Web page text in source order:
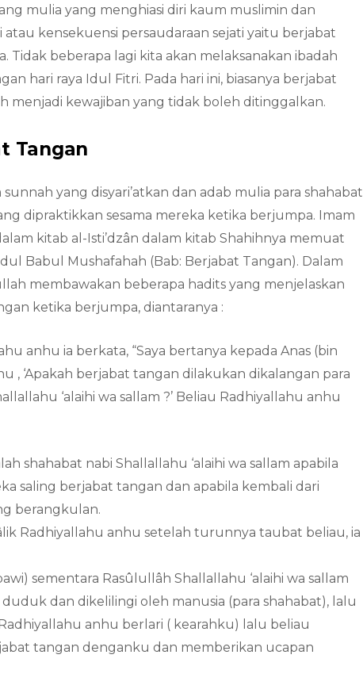
mulia yang menghiasi diri kaum muslimin dan
kensekuensi persaudaraan sejati yaitu berjabat
Tidak beberapa lagi kita akan melaksanakan ibadah
hari raya Idul Fitri. Pada hari ini, biasanya berjabat
menjadi kewajiban yang tidak boleh ditinggalkan.
Tangan
yang disyari’atkan dan adab mulia para shahabat
dipraktikkan sesama mereka ketika berjumpa. Imam
kitab al-Isti’dzân dalam kitab Shahihnya memuat
Babul Mushafahah (Bab: Berjabat Tangan). Dalam
membawakan beberapa hadits yang menjelaskan
ketika berjumpa, diantaranya :
anhu ia berkata, “Saya bertanya kepada Anas (bin
, ‘Apakah berjabat tangan dilakukan dikalangan para
‘alaihi wa sallam ?’ Beliau Radhiyallahu anhu
shahabat nabi Shallallahu ‘alaihi wa sallam apabila
saling berjabat tangan dan apabila kembali dari
berangkulan.
Radhiyallahu anhu setelah turunnya taubat beliau, ia
sementara Rasûlullâh Shallallahu ‘alaihi wa sallam
dan dikelilingi oleh manusia (para shahabat), lalu
anhu berlari ( kearahku) lalu beliau
tangan denganku dan memberikan ucapan